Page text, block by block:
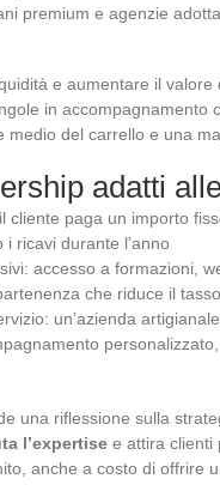
premium e agenzie
e aumentare il
in accompagnamento
del carrello e una
adatti
cliente paga un importo
ricavi durante l’anno
accesso a formazioni,
che riduce il
un’azienda
una riflessione sulla
l’expertise e attira clienti
anche a costo di offrire